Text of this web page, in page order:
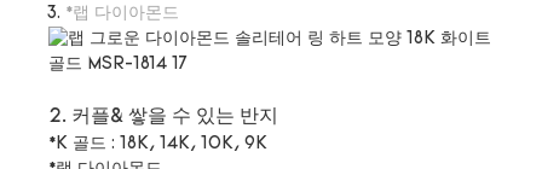
*랩 다이아몬드
2. 커플& 쌓을 수 있는 반지
*K 골드 : 18K, 14K, 10K, 9K